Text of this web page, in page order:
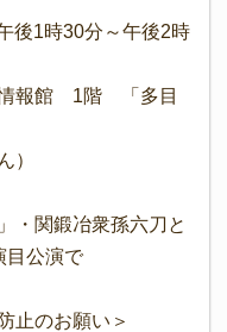
後1時30分～午後2時
報館 1階 「多目
）
・関鍛冶衆孫六刀と
目公演で
止のお願い＞